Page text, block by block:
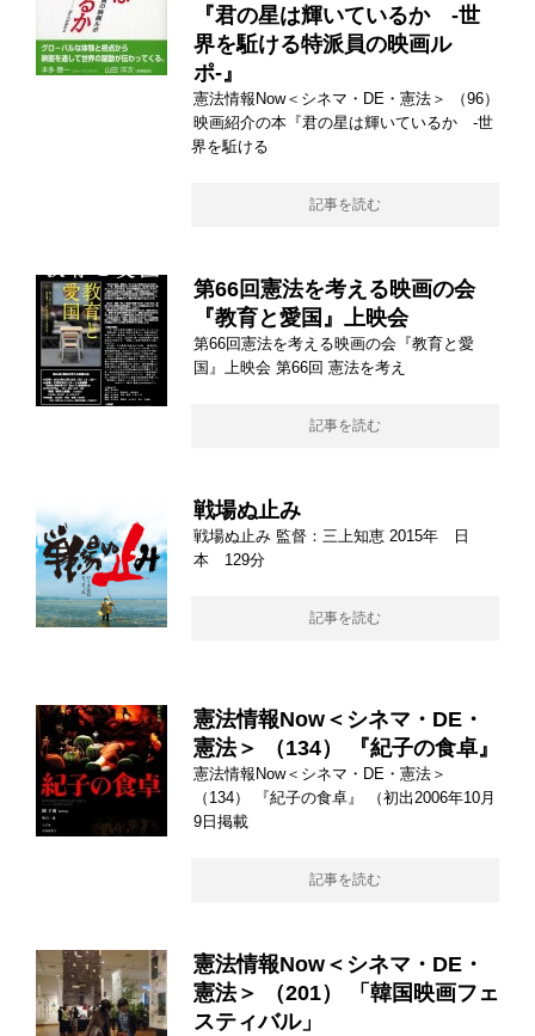
『君の星は輝いているか -世
界を駈ける特派員の映画ル
ポ-』
憲法情報Now＜シネマ・DE・憲法＞ （96）
映画紹介の本『君の星は輝いているか -世
界を駈ける
記事を読む
第66回憲法を考える映画の会
『教育と愛国』上映会
第66回憲法を考える映画の会『教育と愛
国』上映会 第66回 憲法を考え
記事を読む
戦場ぬ止み
戦場ぬ止み 監督：三上知恵 2015年 日
本 129分
記事を読む
憲法情報Now＜シネマ・DE・
憲法＞ （134） 『紀子の食卓』
憲法情報Now＜シネマ・DE・憲法＞
（134） 『紀子の食卓』 （初出2006年10月
9日掲載
記事を読む
憲法情報Now＜シネマ・DE・
憲法＞ （201） 「韓国映画フェ
スティバル」